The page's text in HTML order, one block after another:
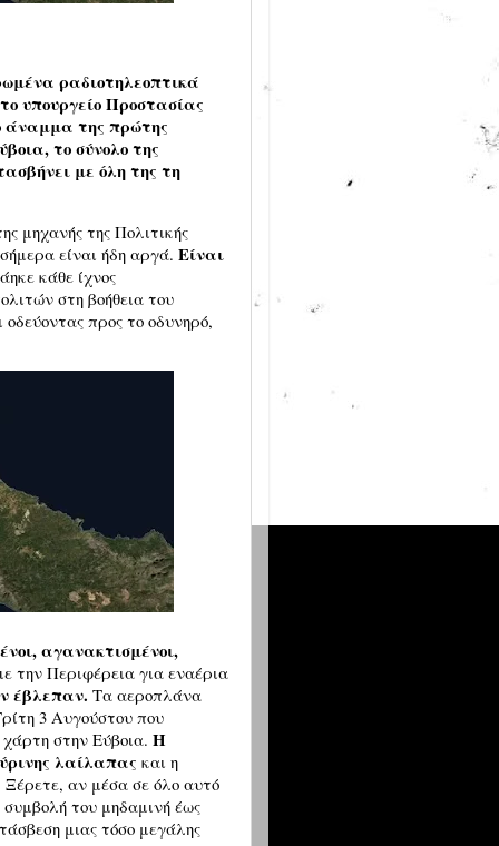
ραδιοτηλεοπτικά
υπουργείο Προστασίας
άναμμα της πρώτης
το σύνολο της
με όλη της τη
μηχανής της Πολιτικής
είναι ήδη αργά. Είναι
κάθε ίχνος
στη βοήθεια του
προς το οδυνηρό,
αγανακτισμένοι,
την Περιφέρεια για εναέρια
έβλεπαν. Τα αεροπλάνα
3 Αυγούστου που
στην Εύβοια. Η
λαίλαπας και η
αν μέσα σε όλο αυτό
του μηδαμινή έως
μιας τόσο μεγάλης